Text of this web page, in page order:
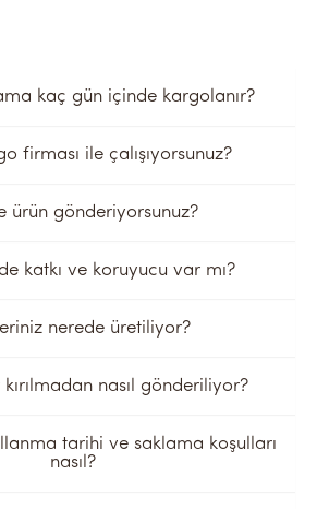
kaç gün içinde kargolanır?
firması ile çalışıyorsunuz?
ürün gönderiyorsunuz?
katkı ve koruyucu var mı?
nerede üretiliyor?
nasıl gönderiliyor?
tarihi ve saklama koşulları
nasıl?